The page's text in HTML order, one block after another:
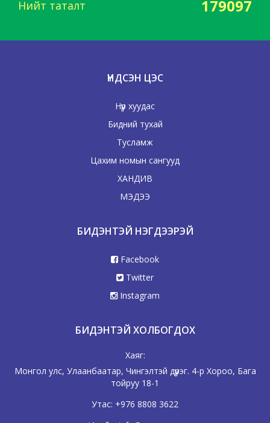
Нийт таталт 179097
ҮНДСЭН ЦЭС
Нүүр хуудас
Бидний тухай
Тусламж
Цахим номын сангууд
ХАНДИВ
МЭДЭЭ
БИДЭНТЭЙ НЭГДЭЭРЭЙ
Facebook
Twitter
Instagram
БИДЭНТЭЙ ХОЛБОГДОХ
Хаяг:
Монгол улс, Улаанбаатар, Чингэлтэй дүүрэг. 4-р Хороо, Бага
тойруу 18-1
Утас: +976 8808 3622